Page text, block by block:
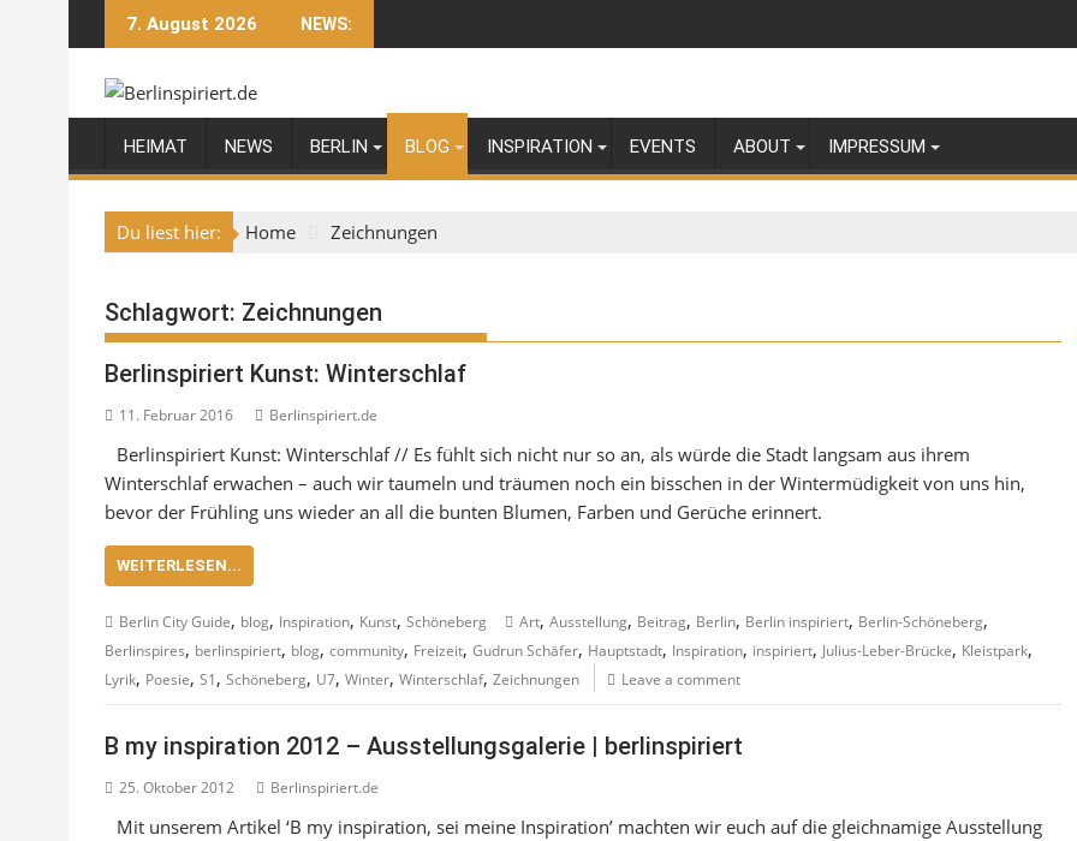
to
7. August 2026 NEWS:
HEIMAT NEWS BERLIN BLOG INSPIRATION EVENTS ABOUT IMPRESSUM
Du liest hier: Home Zeichnungen
Schlagwort: Zeichnungen
Berlinspiriert Kunst: Winterschlaf
11. Februar 2016 Berlinspiriert.de
Berlinspiriert Kunst: Winterschlaf // Es fühlt sich nicht nur so an, als würde die Stadt langsam aus ihrem
Winterschlaf erwachen – auch wir taumeln und träumen noch ein bisschen in der Wintermüdigkeit von uns hin,
bevor der Frühling uns wieder an all die bunten Blumen, Farben und Gerüche erinnert.
WEITERLESEN...
Berlin City Guide, blog, Inspiration, Kunst, Schöneberg Art, Ausstellung, Beitrag, Berlin, Berlin inspiriert, Berlin-Schöneberg,
Berlinspires, berlinspiriert, blog, community, Freizeit, Gudrun Schäfer, Hauptstadt, Inspiration, inspiriert, Julius-Leber-Brücke, Kleistpark,
Lyrik, Poesie, S1, Schöneberg, U7, Winter, Winterschlaf, Zeichnungen Leave a comment
B my inspiration 2012 – Ausstellungsgalerie | berlinspiriert
25. Oktober 2012 Berlinspiriert.de
Mit unserem Artikel ‘B my inspiration, sei meine Inspiration’ machten wir euch auf die gleichnamige Ausstellung